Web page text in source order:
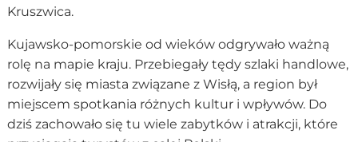
Kruszwica.
Kujawsko-pomorskie od wieków odgrywało ważną
rolę na mapie kraju. Przebiegały tędy szlaki handlowe,
rozwijały się miasta związane z Wisłą, a region był
miejscem spotkania różnych kultur i wpływów. Do
dziś zachowało się tu wiele zabytków i atrakcji, które